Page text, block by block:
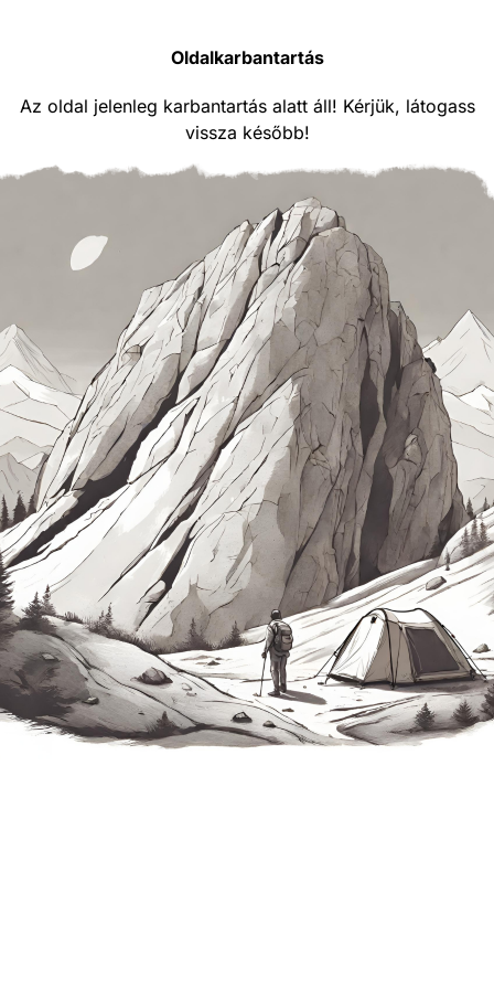
Oldalkarbantartás
Az oldal jelenleg karbantartás alatt áll! Kérjük, látogass
vissza később!